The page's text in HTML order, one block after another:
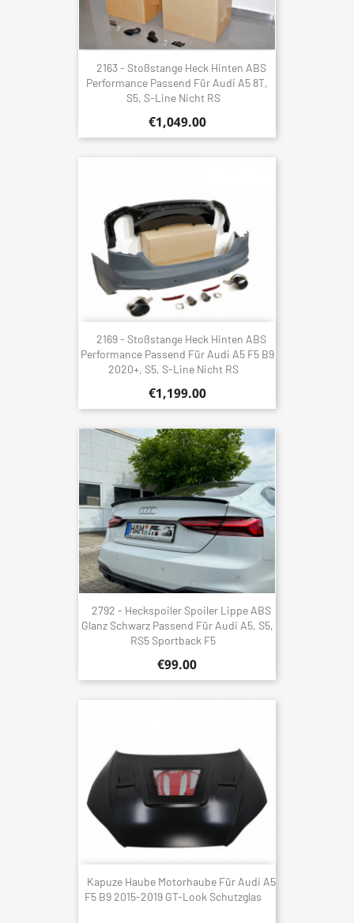
2163 - Stoßstange Heck Hinten ABS
Performance Passend Für Audi A5 8T,
S5, S-Line Nicht RS
€1,049.00
2169 - Stoßstange Heck Hinten ABS
Performance Passend Für Audi A5 F5 B9
2020+, S5, S-Line Nicht RS
€1,199.00
2792 - Heckspoiler Spoiler Lippe ABS
Glanz Schwarz Passend Für Audi A5, S5,
RS5 Sportback F5
€99.00
Kapuze Haube Motorhaube Für Audi A5
F5 B9 2015-2019 GT-Look Schutzglas